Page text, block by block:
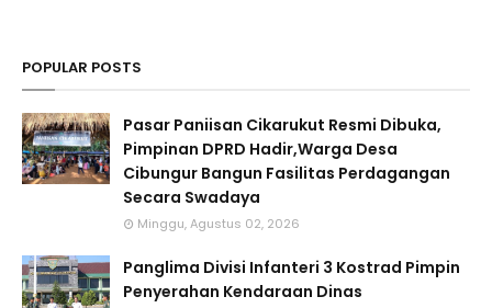
POPULAR POSTS
Pasar Paniisan Cikarukut Resmi Dibuka,
Pimpinan DPRD Hadir,Warga Desa
Cibungur Bangun Fasilitas Perdagangan
Secara Swadaya
Minggu, Agustus 02, 2026
Panglima Divisi Infanteri 3 Kostrad Pimpin
Penyerahan Kendaraan Dinas